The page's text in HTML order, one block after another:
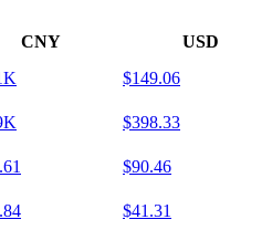
CNY USD
$149.06
$398.33
$90.46
$41.31